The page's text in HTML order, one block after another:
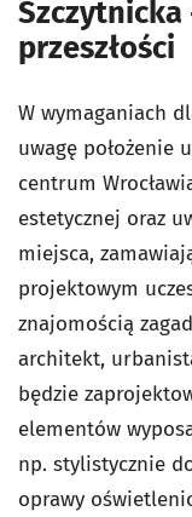
przeszłości
W wymaganiach
uwagę położenie
centrum
estetycznej oraz
miejsca,
projektowym
znajomością
architekt,
będzie
elementów
np. stylistycznie
oprawy